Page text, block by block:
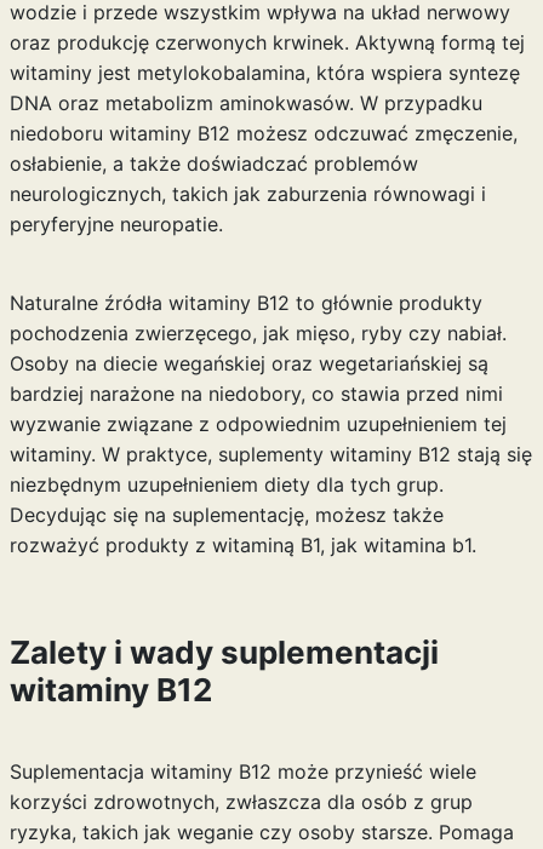
wodzie i przede wszystkim wpływa na układ nerwowy
oraz produkcję czerwonych krwinek. Aktywną formą tej
witaminy jest metylokobalamina, która wspiera syntezę
DNA oraz metabolizm aminokwasów. W przypadku
niedoboru witaminy B12 możesz odczuwać zmęczenie,
osłabienie, a także doświadczać problemów
neurologicznych, takich jak zaburzenia równowagi i
peryferyjne neuropatie.
Naturalne źródła witaminy B12 to głównie produkty
pochodzenia zwierzęcego, jak mięso, ryby czy nabiał.
Osoby na diecie wegańskiej oraz wegetariańskiej są
bardziej narażone na niedobory, co stawia przed nimi
wyzwanie związane z odpowiednim uzupełnieniem tej
witaminy. W praktyce, suplementy witaminy B12 stają się
niezbędnym uzupełnieniem diety dla tych grup.
Decydując się na suplementację, możesz także
rozważyć produkty z witaminą B1, jak witamina b1.
Zalety i wady suplementacji
witaminy B12
Suplementacja witaminy B12 może przynieść wiele
korzyści zdrowotnych, zwłaszcza dla osób z grup
ryzyka, takich jak weganie czy osoby starsze. Pomaga